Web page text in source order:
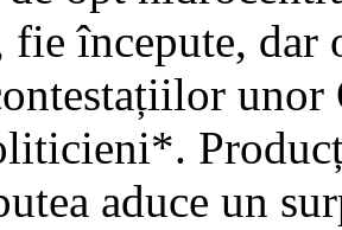
fie începute,
aduce un